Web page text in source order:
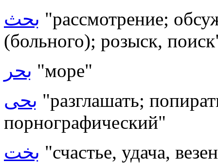
بحث "рассмотрение;
(больного); розыск,
بحر "море"
بحى "разглашать;
порнографический"
بخت "счастье, удача,